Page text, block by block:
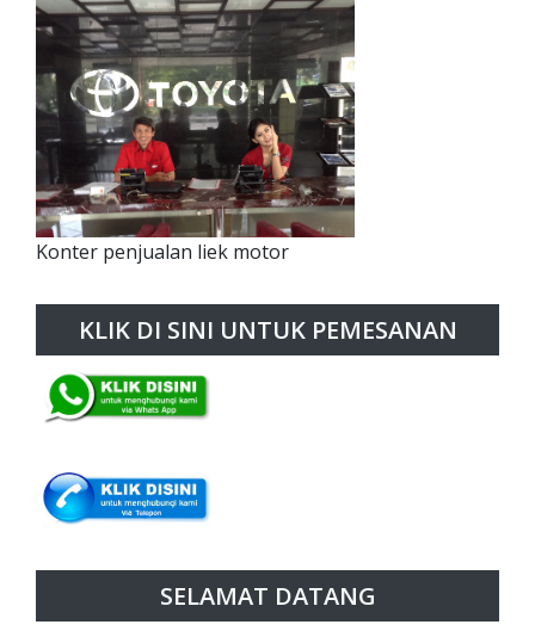
Konter penjualan liek motor
KLIK DI SINI UNTUK PEMESANAN
SELAMAT DATANG